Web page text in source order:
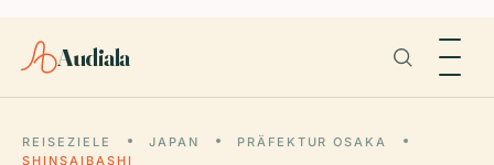
Audiala
REISEZIELE JAPAN
PRÄFEKTUR OSAKA
SHINSAIBASHI